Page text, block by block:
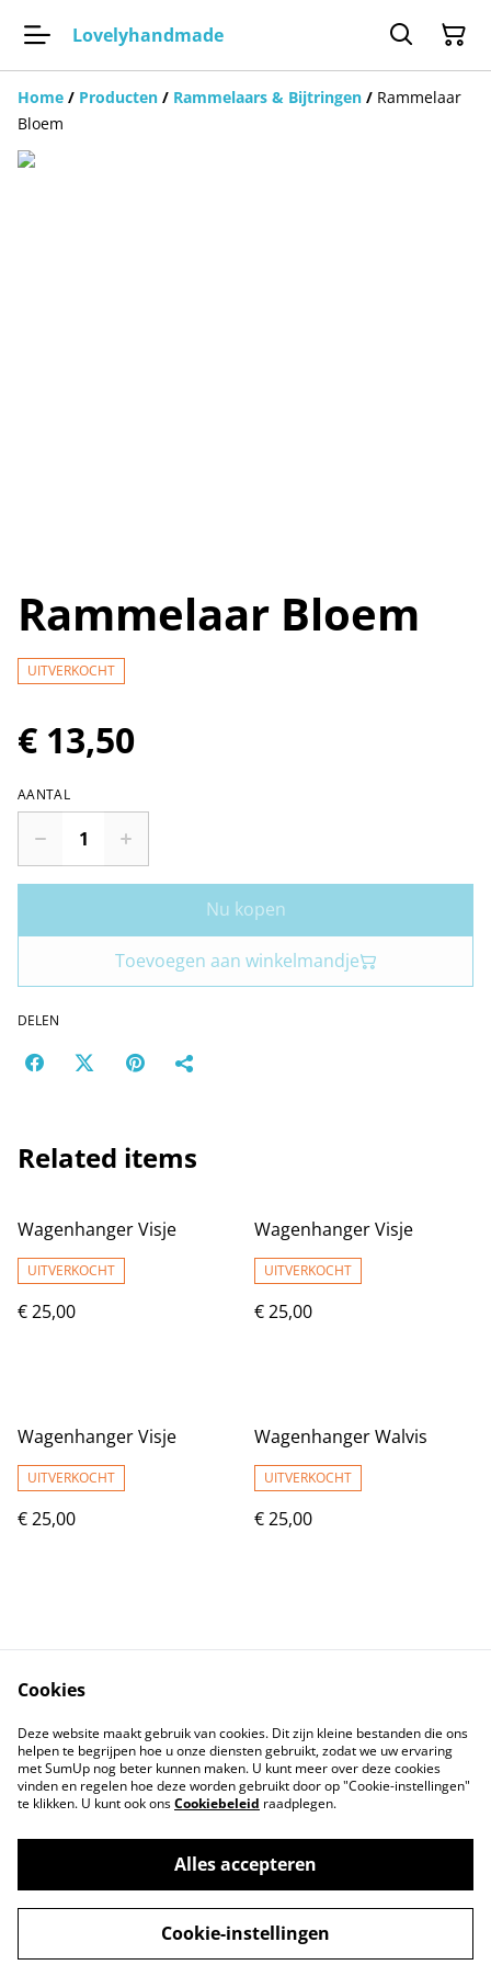
Lovelyhandmade
Home / Producten / Rammelaars & Bijtringen / Rammelaar
Bloem
Rammelaar Bloem
UITVERKOCHT
€ 13,50
AANTAL
Nu kopen
Toevoegen aan winkelmandje
DELEN
Related items
Wagenhanger Visje
UITVERKOCHT
€ 25,00
Wagenhanger Visje
UITVERKOCHT
€ 25,00
Wagenhanger Visje
UITVERKOCHT
€ 25,00
Wagenhanger Walvis
UITVERKOCHT
€ 25,00
Contact
Voorwaarden
Privacybeleid
Cookiebeleid
©2026Lovelyhandmade
powered by
Cookies
Deze website maakt gebruik van cookies. Dit zijn kleine bestanden die ons
helpen te begrijpen hoe u onze diensten gebruikt, zodat we uw ervaring
met SumUp nog beter kunnen maken. U kunt meer over deze cookies
vinden en regelen hoe deze worden gebruikt door op "Cookie-instellingen"
te klikken. U kunt ook onsCookiebeleid raadplegen.
Alles accepteren
Cookie-instellingen